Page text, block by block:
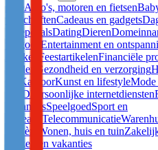
Auto's, motoren en fietsen
tijdschriftenCadeaus en gadgets
groepdealsDatingDieren
witgoed
Entertainment en
drinken
FeestartikelenFinanciële
spellen
Gezondheid en verzorging
KantoorKunst en lifestyleMode
DVD Persoonlijke internetdiensten
vakantiesSpeelgoedSport en
recreatie Telecommunicatie
carrière
Wonen, huis en tuin
Reizen en vakanties